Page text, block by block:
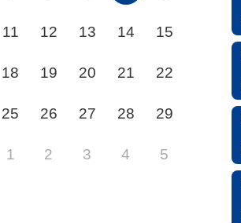
11 12 13 14 15
18 19 20 21 22
25 26 27 28 29
1 2 3 4 5